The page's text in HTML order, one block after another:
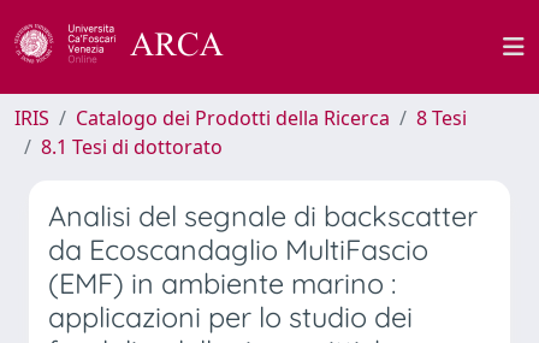
IRIS Catalogo dei Prodotti della Ricerca
8 Tesi
8.1 Tesi di dottorato
Analisi del segnale di backscatter
da Ecoscandaglio MultiFascio
(EMF) in ambiente marino :
applicazioni per lo studio dei